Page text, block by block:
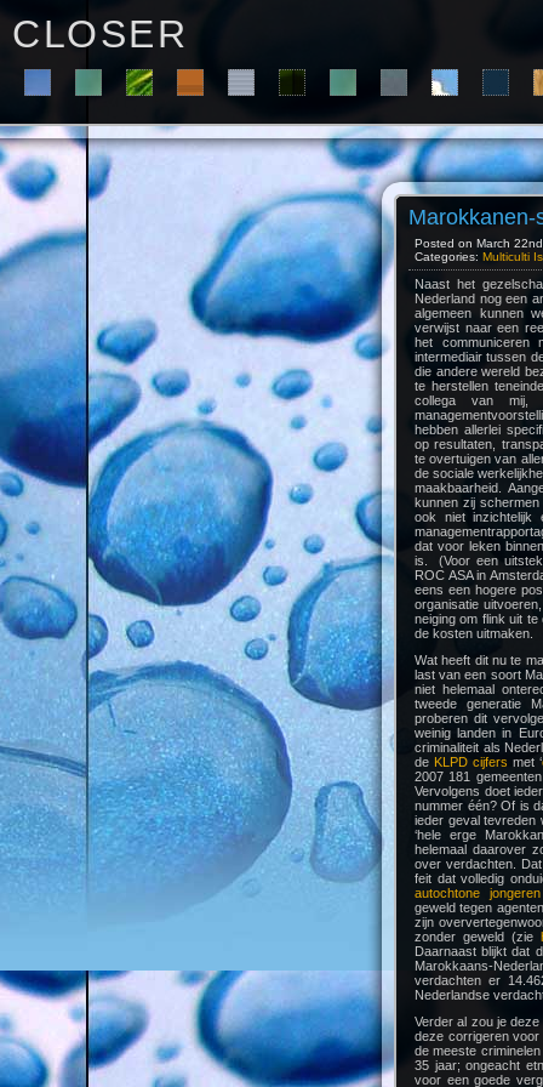
C L O S E R
Marokkanen-
Posted on March
Categories: Multiculti
Naast het
Nederland nog een
algemeen kunnen
verwijst naar een
het
intermediair tussen
die andere wereld
te herstellen
collega van mij,
hebben allerlei
op resultaten,
te overtuigen van
de sociale
maakbaarheid.
kunnen zij
ook niet inzichtelijk
dat voor leken
is. (Voor een
ROC ASA in
eens een hogere
organisatie
neiging om flink uit
de kosten uitmaken.
Wat heeft dit nu te
last van een soort
niet helemaal
tweede generatie
proberen dit
weinig landen in
criminaliteit als
de KLPD cijfers met ‘
2007 181
Vervolgens doet
nummer één? Of is
ieder geval tevreden
‘hele erge
helemaal daarover
over verdachten.
feit dat volledig
autochtone jongeren
geweld tegen
zijn
zonder geweld (zie
Daarnaast blijkt dat
Marokkaans-
verdachten er
Nederlandse
Verder al zou je
deze corrigeren voor
de meeste
35 jaar; ongeacht
voor een goede